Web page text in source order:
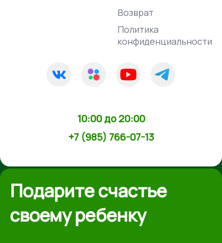
Подарите счастье
своему ребенку
Возврат
Политика
конфиденциальности
10:00 до 20:00
+7 (985) 766-07-13